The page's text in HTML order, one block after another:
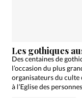
Les gothiques
Des centaines de
l’occasion du plus
organisateurs du culte
à l’Eglise des